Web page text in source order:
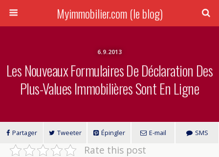
Myimmobilier.com (le blog)
6.9.2013
Les Nouveaux Formulaires De Déclaration Des
Plus-Values Immobilières Sont En Ligne
Partager Tweeter Épingler E-mail SMS
Rate this post